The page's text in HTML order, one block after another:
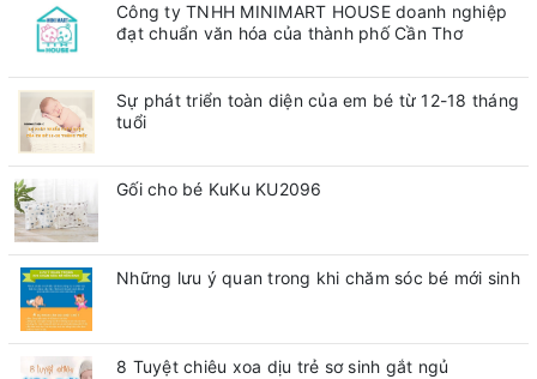
Công ty TNHH MINIMART HOUSE doanh nghiệp
đạt chuẩn văn hóa của thành phố Cần Thơ
Sự phát triển toàn diện của em bé từ 12-18 tháng
tuổi
Gối cho bé KuKu KU2096
Những lưu ý quan trong khi chăm sóc bé mới sinh
8 Tuyệt chiêu xoa dịu trẻ sơ sinh gắt ngủ